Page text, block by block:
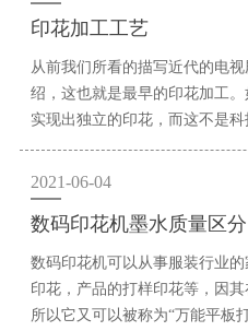
印花加工工艺
从前我们所看的描写近代的电
绍，这也就是最早的印花加工
实现出独立的印花，而这不是
2021-06-04
数码印花机墨水质量区分
数码印花机可以从事服装行业
印花，产品的打样印花等，因
所以它又可以被称为“万能平板